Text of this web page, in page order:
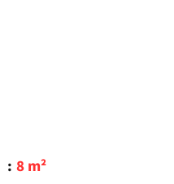
8 m²